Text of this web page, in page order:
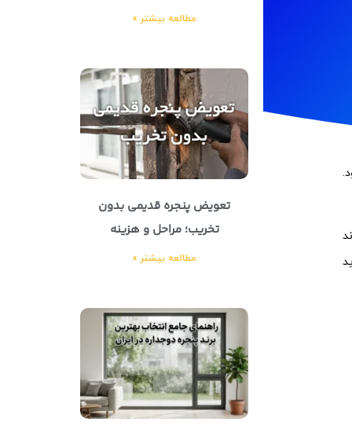
مطالعه بیشتر »
تعویض پنجره قدیمی بدون
تخریب؛ مراحل و هزینه
مطالعه بیشتر »